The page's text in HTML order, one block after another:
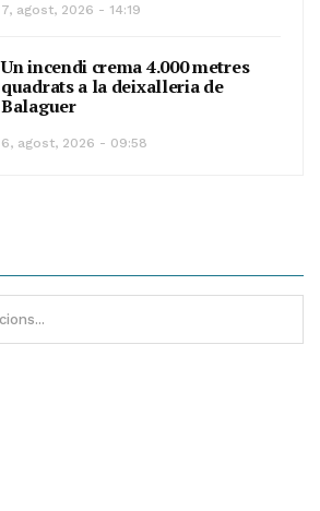
7, agost, 2026 - 14:19
Un incendi crema 4.000 metres
quadrats a la deixalleria de
Balaguer
6, agost, 2026 - 09:58